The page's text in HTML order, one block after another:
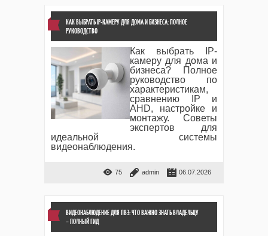
КАК ВЫБРАТЬ IP-КАМЕРУ ДЛЯ ДОМА И БИЗНЕСА: ПОЛНОЕ
РУКОВОДСТВО
Как выбрать IP-
камеру для дома и
бизнеса? Полное
руководство по
характеристикам,
сравнению IP и
AHD, настройке и
монтажу. Советы
экспертов для
идеальной системы
видеонаблюдения.
75 admin 06.07.2026
ВИДЕОНАБЛЮДЕНИЕ ДЛЯ ПВЗ: ЧТО ВАЖНО ЗНАТЬ ВЛАДЕЛЬЦУ
– ПОЛНЫЙ ГИД